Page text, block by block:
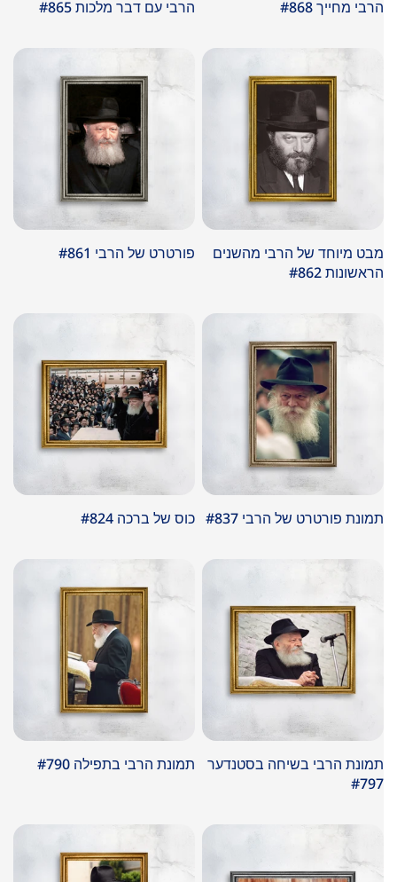
הרבי מחייך #868 הרבי עם דבר מלכות #865
מבט מיוחד של הרבי מהשנים
הראשונות #862
פורטרט של הרבי #861
תמונת פורטרט של הרבי #837 כוס של ברכה #824
תמונת הרבי בשיחה בסטנדער
#797
תמונת הרבי בתפילה #790